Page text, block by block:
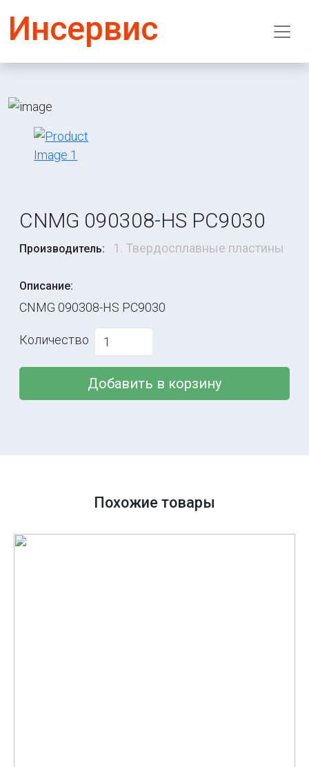
Инсервис
CNMG 090308-HS PC9030
Производитель: 1. Твердосплавные пластины
Описание:
CNMG 090308-HS PC9030
Количество
Добавить в корзину
Похожие товары